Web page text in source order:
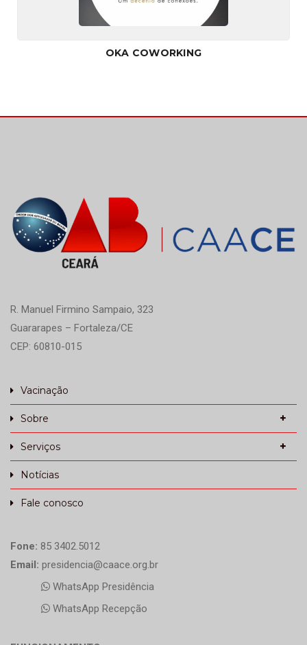
OKA COWORKING
R. Manuel Firmino Sampaio, 323
Guararapes – Fortaleza/CE
CEP: 60810-015
Vacinação
Sobre
Serviços
Notícias
Fale conosco
Fone: 85 3402.5012
Email: presidencia@caace.org.br
WhatsApp Presidência
WhatsApp Recepção